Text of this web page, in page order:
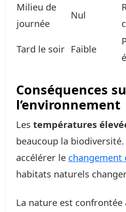
Milieu de
journée
Nul
Tard le soir Faible
Conséquences
l’environnement
Les températures
beaucoup la
accélérer le changement
habitats naturels
La nature est confrontée